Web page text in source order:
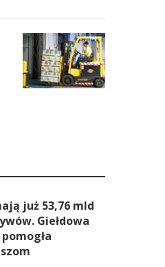
już 53,76 mld
Giełdowa